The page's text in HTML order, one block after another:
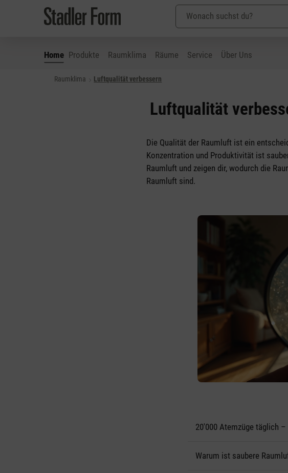
Hauptinhalt springen
Zur Suche springen
Zur Hauptnavigation springen
Home Produkte Raumklima Räume Service Über Uns
Raumklima Luftqualität verbessern
Luftqualität
Die Qualität der Raumluft ist ein
Konzentration und Produktivität ist
Raumluft und zeigen dir, wodurch die
Raumluft sind.
20'000 Atemzüge täglich
Warum ist saubere